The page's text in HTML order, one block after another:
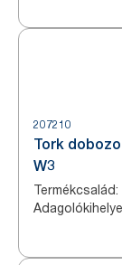
207210
Tork
W3
Termékcsalád: